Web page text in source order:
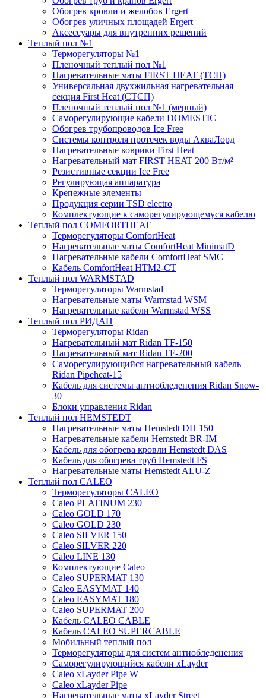
Обогрев кровли и желобов Ergert
Обогрев уличных площадей Ergert
Аксессуары для внутренних решений
Теплый пол №1
Терморегуляторы №1
Пленочный теплый пол №1
Нагревательные маты FIRST HEAT (ТСП)
Универсальная двухжильная нагревательная
секция First Heat (СТСП)
Пленочный теплый пол №1 (мерный)
Саморегулирующие кабели DOMESTIC
Обогрев трубопроводов Ice Free
Системы контроля протечек воды АкваЛорд
Нагревательные коврики First Heat
Нагревательный мат FIRST HEAT 200 Вт/м²
Резистивные секции Ice Free
Регулирующая аппаратура
Крепежные элементы
Продукция серии TSD electro
Комплектующие к саморегулирующемуся кабелю
Теплый пол COMFORTHEAT
Терморегуляторы ComfortHeat
Нагревательные маты ComfortHeat MinimatD
Нагревательные кабели ComfortHeat SMC
Кабель ComfortHeat HTM2-CT
Теплый пол WARMSTAD
Терморегуляторы Warmstad
Нагревательные маты Warmstad WSM
Нагревательные кабели Warmstad WSS
Теплый пол РИДАН
Терморегуляторы Ridan
Нагревательный мат Ridan TF-150
Нагревательный мат Ridan TF-200
Саморегулирующийся нагревательный кабель
Ridan Pipeheat-15
Кабель для системы антиобледенения Ridan Snow-
30
Блоки управления Ridan
Теплый пол HEMSTEDT
Нагревательные маты Hemstedt DH 150
Нагревательные кабели Hemstedt BR-IM
Кабель для обогрева кровли Hemstedt DAS
Кабель для обогрева труб Hemstedt FS
Нагревательные маты Hemstedt ALU-Z
Теплый пол CALEO
Терморегуляторы CALEO
Caleo PLATINUM 230
Caleo GOLD 170
Caleo GOLD 230
Caleo SILVER 150
Caleo SILVER 220
Caleo LINE 130
Комплектующие Caleo
Caleo SUPERMAT 130
Caleo EASYMAT 140
Caleo EASYMAT 180
Caleo SUPERMAT 200
Кабель CALEO CABLE
Кабель CALEO SUPERCABLE
Мобильный теплый пол
Терморегуляторы для систем антиобледенения
Саморегулирующийся кабели xLayder
Caleo xLayder Pipe W
Caleo xLayder Pipe
Нагревательные маты xLayder Street